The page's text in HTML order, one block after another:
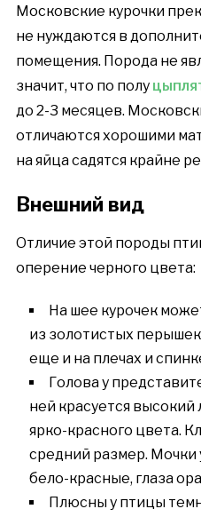
Московские курочки
не нуждаются в
помещения. Порода не
значит, что по полу
до 2-3 месяцев.
отличаются хорошими
на яйца садятся крайне
Внешний вид
Отличие этой породы
оперение черного цвета:
На шее курочек
из золотистых
еще и на плечах и
Голова у
ней красуется
ярко-красного цвета.
средний размер. Мочки
бело-красные, глаза
Плюсны у птицы